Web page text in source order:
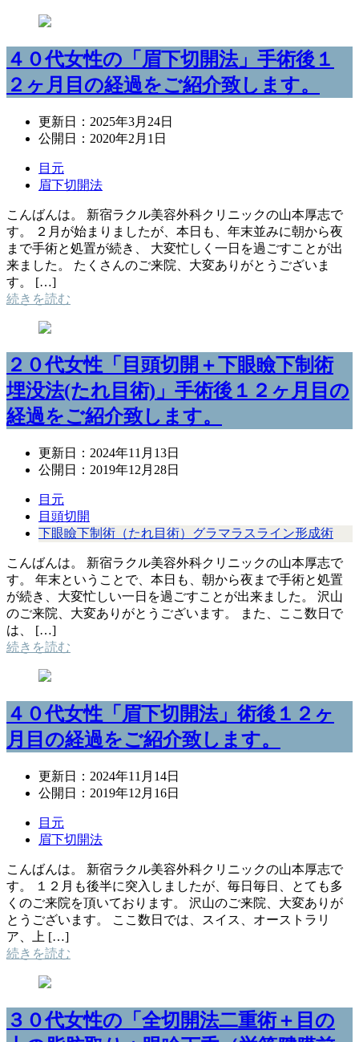
４０代女性の「眉下切開法」手術後１
２ヶ月目の経過をご紹介致します。
更新日： 2025年3月24日
公開日： 2020年2月1日
目元
眉下切開法
こんばんは。 新宿ラクル美容外科クリニックの山本厚志で
す。 ２月が始まりましたが、本日も、年末並みに朝から夜
まで手術と処置が続き、 大変忙しく一日を過ごすことが出
来ました。 たくさんのご来院、大変ありがとうございま
す。 […]
続きを読む
２０代女性「目頭切開＋下眼瞼下制術
埋没法(たれ目術)」手術後１２ヶ月目の
経過をご紹介致します。
更新日： 2024年11月13日
公開日： 2019年12月28日
目元
目頭切開
下眼瞼下制術（たれ目術）グラマラスライン形成術
こんばんは。 新宿ラクル美容外科クリニックの山本厚志で
す。 年末ということで、本日も、朝から夜まで手術と処置
が続き、大変忙しい一日を過ごすことが出来ました。 沢山
のご来院、大変ありがとうございます。 また、ここ数日で
は、 […]
続きを読む
４０代女性「眉下切開法」術後１２ヶ
月目の経過をご紹介致します。
更新日： 2024年11月14日
公開日： 2019年12月16日
目元
眉下切開法
こんばんは。 新宿ラクル美容外科クリニックの山本厚志で
す。 １２月も後半に突入しましたが、毎日毎日、とても多
くのご来院を頂いております。 沢山のご来院、大変ありが
とうございます。 ここ数日では、スイス、オーストラリ
ア、上 […]
続きを読む
３０代女性の「全切開法二重術＋目の